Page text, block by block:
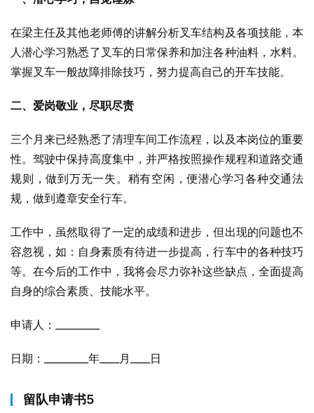
在梁主任及其他老师傅的讲解分析叉车结构及各项技能，本
人潜心学习熟悉了叉车的日常保养和加注各种油料，水料。
掌握叉车一般故障排除技巧，努力提高自己的开车技能。
二、爱岗敬业，尽职尽责
三个月来已经熟悉了清理车间工作流程，以及本岗位的重要
性。驾驶中保持高度集中，并严格按照操作规程和道路交通
规则，做到万无一失。稍有空闲，便潜心学习各种交通法
规，做到遵章安全行车。
工作中，虽然取得了一定的成绩和进步，但出现的问题也不
容忽视，如：自身素质有待进一步提高，行车中的各种技巧
等。在今后的工作中，我将会尽力弥补这些缺点，全面提高
自身的综合素质、技能水平。
申请人：_________
日期：_________年____月____日
留队申请书5